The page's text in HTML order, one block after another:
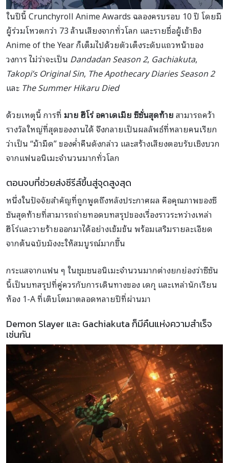
ในปีนี้ Crunchyroll Anime Awards ฉลองครบรอบ 10 ปี โดยมี
ผู้ร่วมโหวตกว่า 73 ล้านเสียงจากทั่วโลก และรายชื่อผู้เข้าชิง
Anime of the Year ก็เต็มไปด้วยตัวเต็งระดับแถวหน้าของ
วงการ ไม่ว่าจะเป็น Dandadan Season 2, Gachiakuta,
Takopi’s Original Sin, The Apothecary Diaries Season 2
และ The Summer Hikaru Died
ด้วยเหตุนี้ การที่มาย ฮีโร่ อคาเดเมีย ซีซั่นสุดท้ายสามารถคว้า
รางวัลใหญ่ที่สุดของงานได้ จึงกลายเป็นผลลัพธ์ที่หลายคนเรียก
ว่าเป็น “ม้ามืด” ของค่ำคืนดังกล่าว และสร้างเสียงตอบรับเชิงบวก
จากแฟนอนิเมะจำนวนมากทั่วโลก
ตอนจบที่ช่วยส่งซีรีส์ขึ้นสู่จุดสูงสุด
หนึ่งในปัจจัยสำคัญที่ถูกพูดถึงหลังประกาศผล คือคุณภาพของซี
ซันสุดท้ายที่สามารถถ่ายทอดบทสรุปของเรื่องราวระหว่างเหล่า
ฮีโร่และวายร้ายออกมาได้อย่างเข้มข้น พร้อมเสริมรายละเอียด
จากต้นฉบับมังงะให้สมบูรณ์มากขึ้น
กระแสจากแฟน ๆ ในชุมชนอนิเมะจำนวนมากต่างยกย่องว่าซีซัน
นี้เป็นบทสรุปที่คู่ควรกับการเดินทางของ เดกุ และเหล่านักเรียน
ห้อง 1-A ที่เติบโตมาตลอดหลายปีที่ผ่านมา
Demon Slayer และ Gachiakuta ก็มีคืนแห่งความสำเร็จ
เช่นกัน